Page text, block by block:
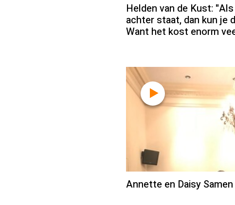
Helden van de Kust:
achter staat, dan kun je
Want het kost enorm
Annette en Daisy